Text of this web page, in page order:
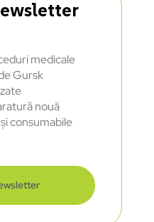
medicale
Gursk
nouă
consumabile